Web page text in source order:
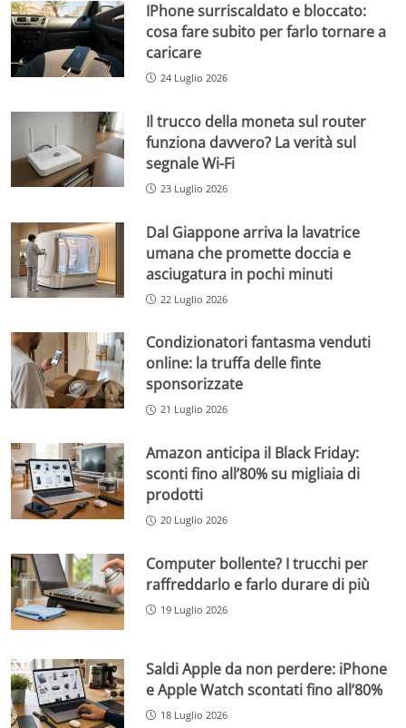
IPhone surriscaldato e bloccato:
cosa fare subito per farlo tornare a
caricare
24 Luglio 2026
Il trucco della moneta sul router
funziona davvero? La verità sul
segnale Wi-Fi
23 Luglio 2026
Dal Giappone arriva la lavatrice
umana che promette doccia e
asciugatura in pochi minuti
22 Luglio 2026
Condizionatori fantasma venduti
online: la truffa delle finte
sponsorizzate
21 Luglio 2026
Amazon anticipa il Black Friday:
sconti fino all’80% su migliaia di
prodotti
20 Luglio 2026
Computer bollente? I trucchi per
raffreddarlo e farlo durare di più
19 Luglio 2026
Saldi Apple da non perdere: iPhone
e Apple Watch scontati fino all’80%
18 Luglio 2026